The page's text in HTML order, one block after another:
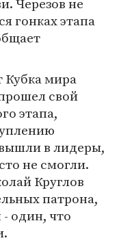
гонках этапа
Кубка мира
свой
этапа,
в лидеры,
не смогли.
Круглов
патрона,
один, что